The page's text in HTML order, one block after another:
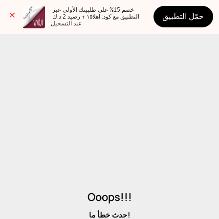
عند التسجيل
حمّل التطبيق
Ooops!!!
حدث خطأ ما!